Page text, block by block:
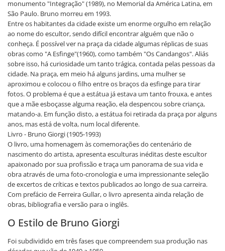
monumento "Integração" (1989), no Memorial da América Latina, em
São Paulo. Bruno morreu em 1993.
Entre os habitantes da cidade existe um enorme orgulho em relação
ao nome do escultor, sendo difícil encontrar alguém que não o
conheça. É possível ver na praça da cidade algumas réplicas de suas
obras como "A Esfinge"(1960), como também "Os Candangos". Aliás
sobre isso, há curiosidade um tanto trágica, contada pelas pessoas da
cidade. Na praça, em meio há alguns jardins, uma mulher se
aproximou e colocou o filho entre os braços da esfinge para tirar
fotos. O problema é que a estátua já estava um tanto frouxa, e antes
que a mãe esboçasse alguma reação, ela despencou sobre criança,
matando-a. Em função disto, a estátua foi retirada da praça por alguns
anos, mas está de volta, num local diferente.
Livro - Bruno Giorgi (1905-1993)
O livro, uma homenagem às comemorações do centenário de
nascimento do artista, apresenta esculturas inéditas deste escultor
apaixonado por sua profissão e traça um panorama de sua vida e
obra através de uma foto-cronologia e uma impressionante seleção
de excertos de críticas e textos publicados ao longo de sua carreira.
Com prefácio de Ferreira Gullar, o livro apresenta ainda relação de
obras, bibliografia e versão para o inglês.
O Estilo de Bruno Giorgi
Foi subdividido em três fases que compreendem sua produção nas